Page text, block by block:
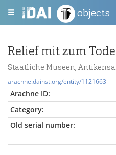
objects
Staatliche Museen,
arachne.dainst.org/entity/1121663
Arachne ID:
Category:
Old serial number: